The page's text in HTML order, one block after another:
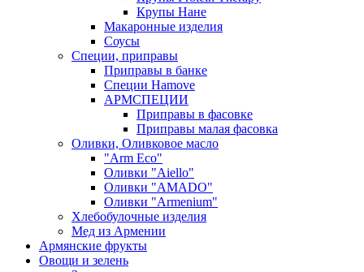
Крупы Нане
Макаронные изделия
Соусы
Специи, приправы
Приправы в банке
Специи Hamove
АРМСПЕЦИИ
Приправы в фасовке
Приправы малая фасовка
Оливки, Оливковое масло
"Arm Eco"
Оливки "Aiello"
Оливки "AMADO"
Оливки "Armenium"
Хлебобулочные изделия
Мед из Армении
Армянские фрукты
Овощи и зелень